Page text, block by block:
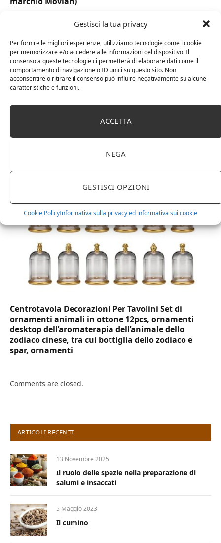
Gestisci la tua privacy
Per fornire le migliori esperienze, utilizziamo tecnologie come i cookie
per memorizzare e/o accedere alle informazioni del dispositivo. Il
consenso a queste tecnologie ci permetterà di elaborare dati come il
comportamento di navigazione o ID unici su questo sito. Non
acconsentire o ritirare il consenso può influire negativamente su alcune
caratteristiche e funzioni.
ACCETTA
NEGA
GESTISCI OPZIONI
Cookie PolicyInformativa sulla privacy ed informativa sui cookie
DOT Horeca Solutions 1000 Bicchieri PET
trasparenti monouso 350 ML tacca 0,3 alta qualità
usa e getta bicchiere riciclabili per acqua bevande
birra cocktail drink
Centrotavola Decorazioni Per Tavolini Set di
ornamenti animali in ottone 12pcs, ornamenti
desktop dell’aromaterapia dell’animale dello
zodiaco cinese, tra cui bottiglia dello zodiaco e
spar, ornamenti
Comments are closed.
ARTICOLI RECENTI
13 Novembre 2025
Il ruolo delle spezie nella preparazione di
salumi e insaccati
5 Maggio 2023
Il cumino